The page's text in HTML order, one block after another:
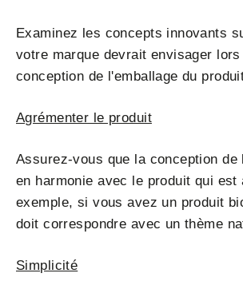
Examinez les concepts innovants
votre marque devrait envisager
conception de l'emballage du
Agrémenter le produit
Assurez-vous que la conception de
en harmonie avec le produit qui est
exemple, si vous avez un produit
doit correspondre avec un thème
Simplicité